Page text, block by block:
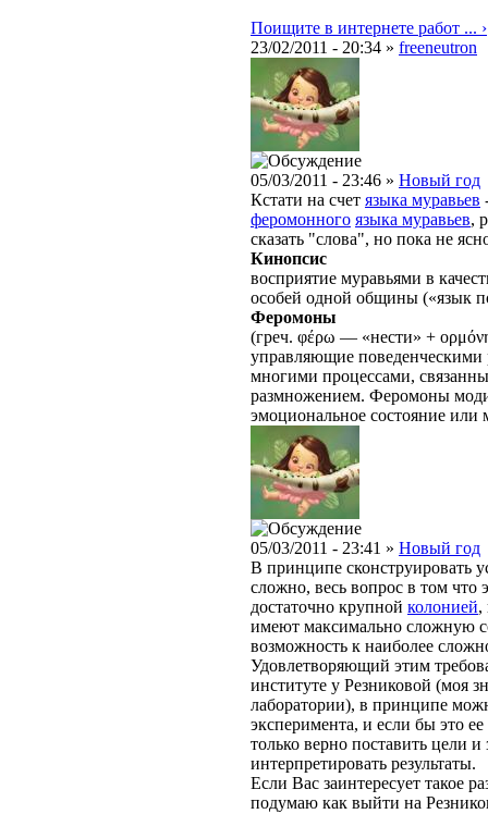
Поищите в интернете работ ... ›
23/02/2011 - 20:34 » freeneutron
05/03/2011 - 23:46 » Новый год
Кстати на счет языка муравьев
феромонного языка муравьев,
сказать "слова", но пока не
Кинопсис
восприятие муравьями в
особей одной общины («язык
Феромоны
(греч. φέρω — «нести» +
управляющие поведенческими
многими процессами,
размножением. Феромоны
эмоциональное состояние или
05/03/2011 - 23:41 » Новый год
В принципе сконструировать
сложно, весь вопрос в том что
достаточно крупной колонией,
имеют максимально сложную
возможность к наиболее
Удовлетворяющий этим
институте у Резниковой (моя
лаборатории), в принципе
эксперимента, и если бы это
только верно поставить цели
интерпретировать результаты.
Если Вас заинтересует такое
подумаю как выйти на